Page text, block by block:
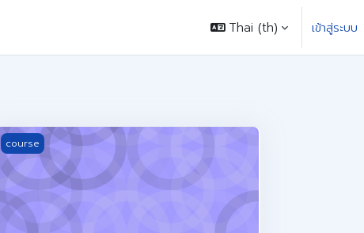
Thai ‎(th)‎ เข้าสู่ระบบ
การสร้างเกมคอมพิวเตอร์
course